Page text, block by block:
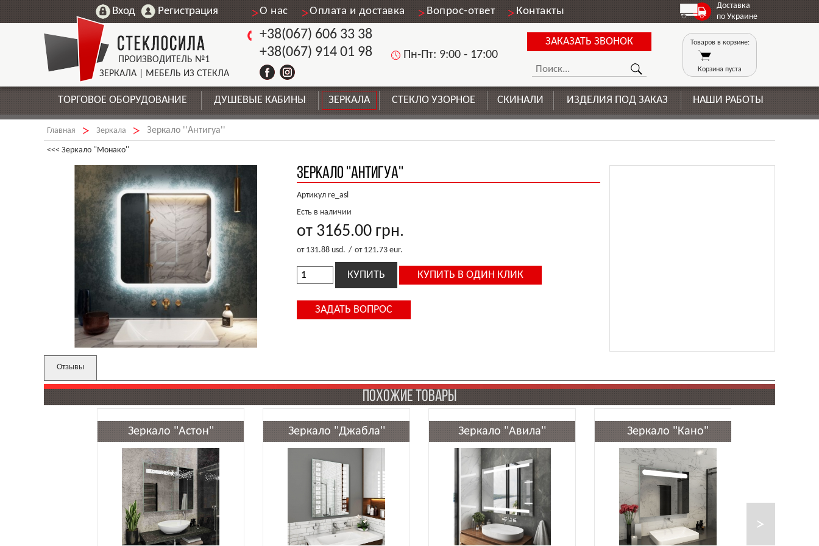
О нас Оплата и доставка Вопрос-ответ Контакты
Доставка
по Украине
ПРОИЗВОДИТЕЛЬ №1
ЗЕРКАЛА | МЕБЕЛЬ ИЗ СТЕКЛА
+38(067) 606 33 38
+38(067) 914 01 98
Пн-Пт: 9:00 - 17:00
Товаров в корзине:
Корзина пуста
ТОРГОВОЕ ОБОРУДОВАНИЕ ДУШЕВЫЕ КАБИНЫ ЗЕРКАЛА СТЕКЛО УЗОРНОЕ СКИНАЛИ ИЗДЕЛИЯ ПОД ЗАКАЗ НАШИ РАБОТЫ
Главная ► Зеркала ► Зеркало ''Антигуа''
<<< Зеркало ''Монако''
Зеркало ''Антигуа''
Артикул re_asl
Есть в наличии
от 3165.00 грн.
от 131.88 usd. / от 121.73 eur.
Отзывы
ПОХОЖИЕ ТОВАРЫ
Зеркало ''Астон'' Зеркало ''Джабла'' Зеркало ''Авила'' Зеркало ''Кано''